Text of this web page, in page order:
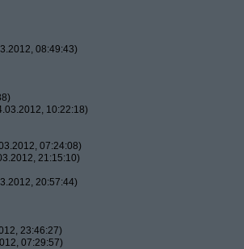
08:49:43)
10:22:18)
07:24:08)
21:15:10)
20:57:44)
23:46:27)
07:29:57)